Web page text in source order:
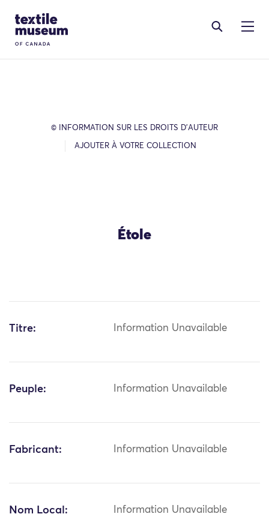
Site Logo
© INFORMATION SUR LES DROITS D’AUTEUR
AJOUTER À VOTRE COLLECTION
Étole
Titre: Information Unavailable
Peuple: Information Unavailable
Fabricant: Information Unavailable
Nom Local: Information Unavailable